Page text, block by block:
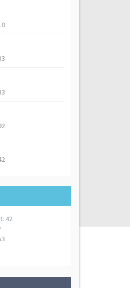
42